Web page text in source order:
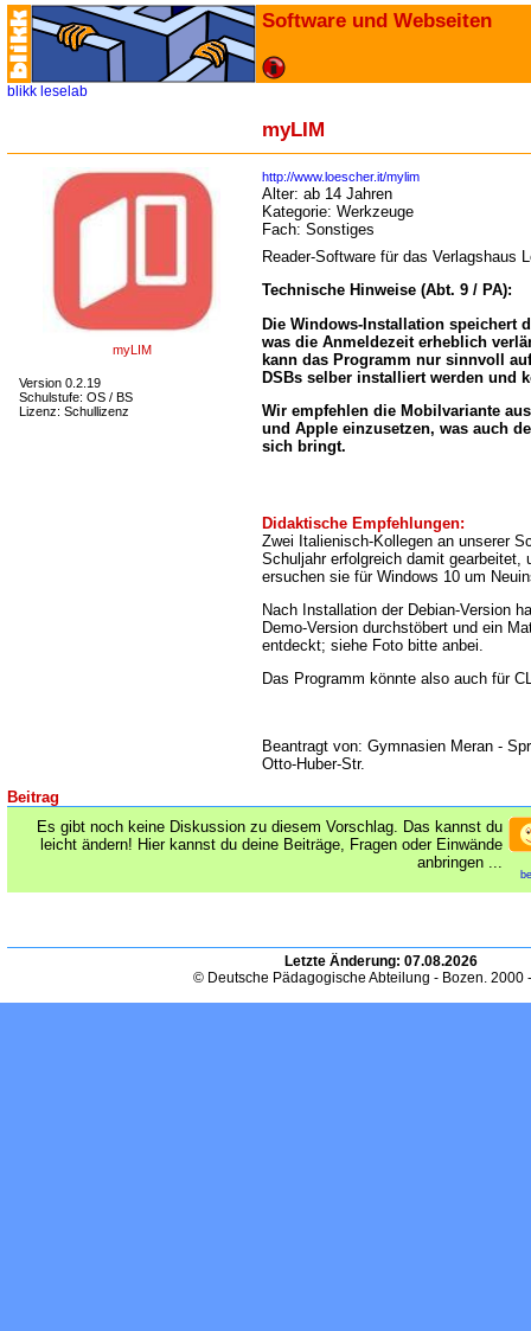
Software und Webseiten
blikk leselab
myLIM
myLIM
Version 0.2.19
Schulstufe: OS / BS
Lizenz: Schullizenz
http://www.loescher.it/mylim
Alter: ab 14 Jahren
Kategorie: Werkzeuge
Fach: Sonstiges
Reader-Software für das Verlagshaus
Technische Hinweise (Abt. 9 / PA):
Die Windows-Installation speichert
was die Anmeldezeit erheblich
kann das Programm nur sinnvoll
DSBs selber installiert werden und
Wir empfehlen die Mobilvariante
und Apple einzusetzen, was auch
sich bringt.
Didaktische Empfehlungen:
Zwei Italienisch-Kollegen an unserer
Schuljahr erfolgreich damit gearbeitet,
ersuchen sie für Windows 10 um
Nach Installation der Debian-Version
Demo-Version durchstöbert und ein
entdeckt; siehe Foto bitte anbei.
Das Programm könnte also auch für
Beantragt von: Gymnasien Meran -
Otto-Huber-Str.
Beitrag
Es gibt noch keine Diskussion zu diesem Vorschlag. Das kannst du
leicht ändern! Hier kannst du deine Beiträge, Fragen oder Einwände
anbringen ...
Letzte Änderung: 07.08.2026
© Deutsche Pädagogische Abteilung - Bozen. 2000